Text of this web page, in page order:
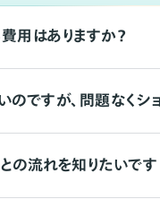
用はありますか？
ですが、問題なくシ
の流れを知りたいです